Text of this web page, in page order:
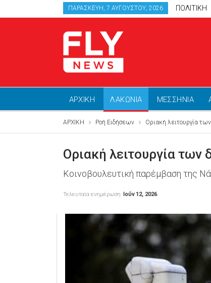
ΠΑΡΑΣΚΕΥΉ, 7 ΑΥΓΟΎΣΤΟΥ, 2026 ΠΟΛΙΤΙΚΗ
ΑΡΧΙΚΗ ΛΑΚΩΝΙΑ ΜΕΣΣΗΝΙΑ
ΑΡΧΙΚΗ Ροή Ειδήσεων Οριακή λειτουργία
Οριακή λειτουργία
Κοινοβουλευτική παρέμβαση της
Τελευταία ενημέρωση Ιούν 12, 2026